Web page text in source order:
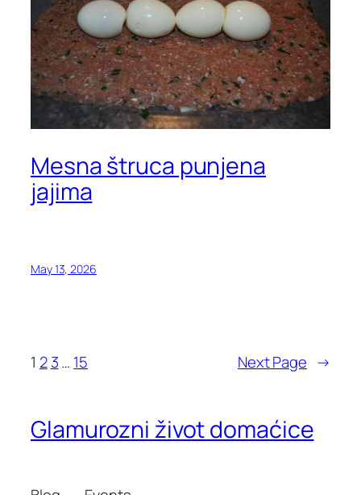
Mesna štruca punjena
jajima
May 13, 2026
1 2 3… 15 Next Page →
Glamurozni život domaćice